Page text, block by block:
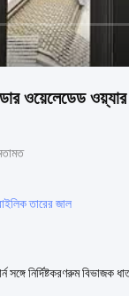
ওয়েলেডেড
তারের জাল
নির্দিষ্টকরণরুম বিভাজক